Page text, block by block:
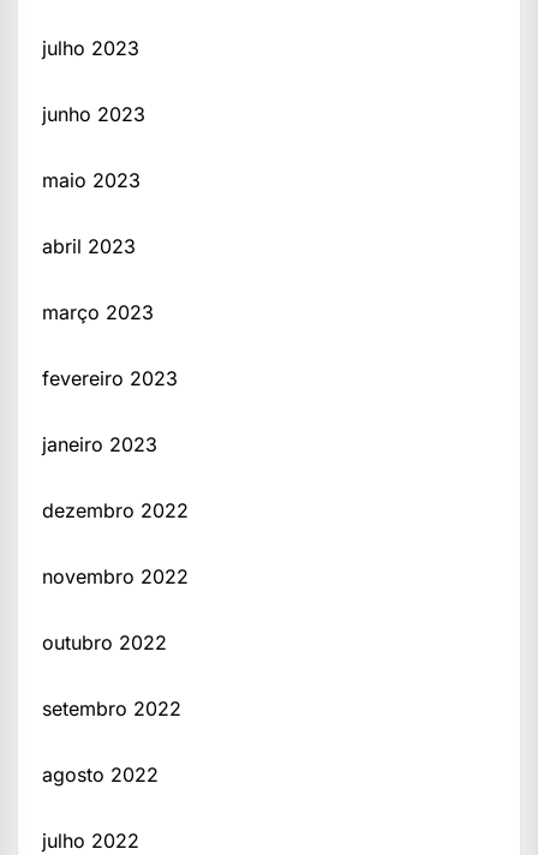
julho 2023
junho 2023
maio 2023
abril 2023
março 2023
fevereiro 2023
janeiro 2023
dezembro 2022
novembro 2022
outubro 2022
setembro 2022
agosto 2022
julho 2022